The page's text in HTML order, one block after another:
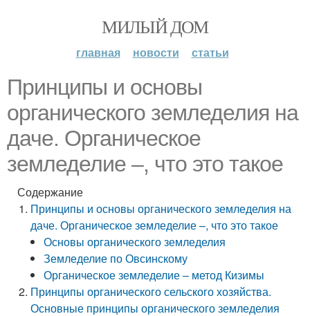
МИЛЫЙ ДОМ
главная новости статьи
Принципы и основы
органического земледелия на
даче. Органическое
земледелие –, что это такое
Содержание
Принципы и основы органического земледелия на
даче. Органическое земледелие –, что это такое
Основы органического земледелия
Земледелие по Овсинскому
Органическое земледелие – метод Кизимы
Принципы органического сельского хозяйства.
Основные принципы органического земледелия